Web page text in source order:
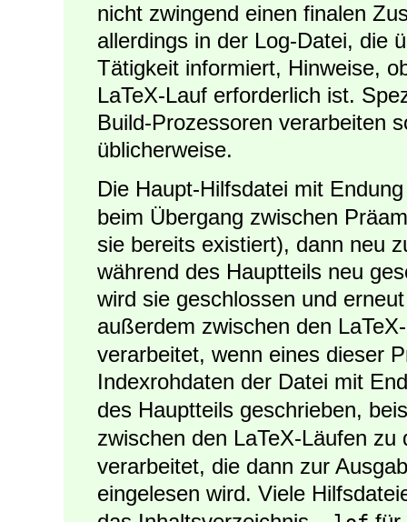
nicht zwingend einen finalen
allerdings in der Log-Datei, die
Tätigkeit informiert, Hinweise,
LaTeX-Lauf erforderlich ist.
Build-Prozessoren verarbeiten
üblicherweise.
Die Haupt-Hilfsdatei mit
beim Übergang zwischen
sie bereits existiert), dann neu
während des Hauptteils neu
wird sie geschlossen und
außerdem zwischen den
verarbeitet, wenn eines dieser
Indexrohdaten der Datei mit
des Hauptteils geschrieben,
zwischen den LaTeX-Läufen
verarbeitet, die dann zur
eingelesen wird. Viele